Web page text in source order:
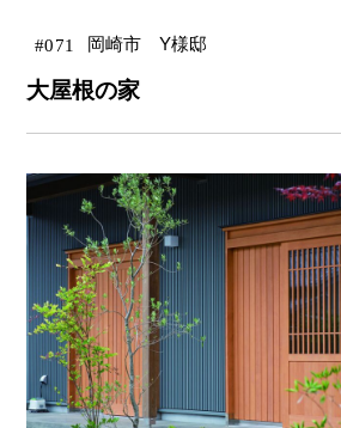
#071 岡崎市 Y様邸
大屋根の家